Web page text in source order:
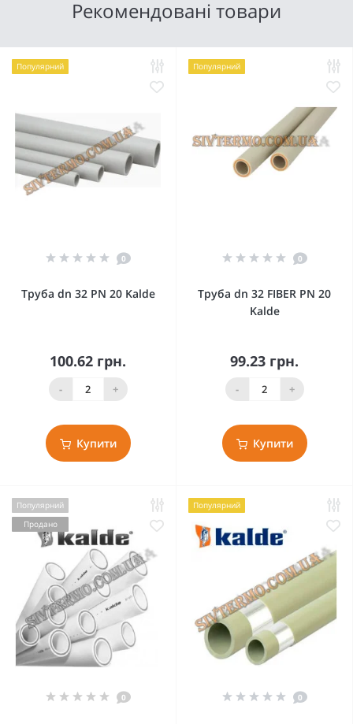
Рекомендовані товари
Популярний
0
Труба dn 32 PN 20 Kalde
100.62 грн.
- +
Купити
Популярний
0
Труба dn 32 FIBER PN 20
Kalde
99.23 грн.
- +
Купити
Популярний
Продано
0
Популярний
0